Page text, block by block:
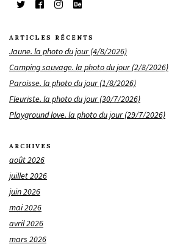
ARTICLES RÉCENTS
Jaune. la photo du jour (4/8/2026)
Camping sauvage. la photo du jour (2/8/2026)
Paroisse. la photo du jour (1/8/2026)
Fleuriste. la photo du jour (30/7/2026)
Playground love. la photo du jour (29/7/2026)
ARCHIVES
août 2026
juillet 2026
juin 2026
mai 2026
avril 2026
mars 2026